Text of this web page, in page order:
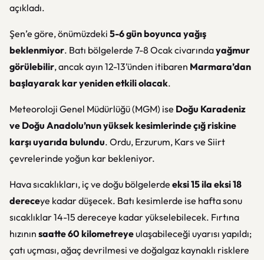
açıkladı.
Şen’e göre, önümüzdeki 5-6 gün boyunca yağış
beklenmiyor. Batı bölgelerde 7-8 Ocak civarındayağmur
görülebilir, ancak ayın 12-13’ünden itibaren Marmara’dan
başlayarak kar yeniden etkili olacak.
Meteoroloji Genel Müdürlüğü (MGM) ise Doğu Karadeniz
ve Doğu Anadolu’nun yüksek kesimlerinde çığ riskine
karşı uyarıda bulundu. Ordu, Erzurum, Kars ve Siirt
çevrelerinde yoğun kar bekleniyor.
Hava sıcaklıkları, iç ve doğu bölgelerde eksi 15 ila eksi 18
dereceye kadar düşecek. Batı kesimlerde ise hafta sonu
sıcaklıklar 14-15 dereceye kadar yükselebilecek. Fırtına
hızının saatte 60 kilometreyeulaşabileceği uyarısı yapıldı;
çatı uçması, ağaç devrilmesi ve doğalgaz kaynaklı risklere